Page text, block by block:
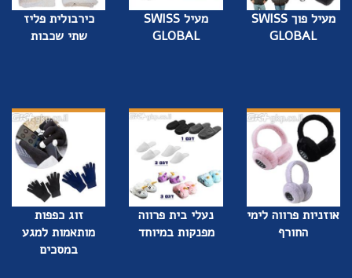
מעיל פוך SWISS
GLOBAL
מעיל SWISS
GLOBAL
כירבולית פליז
שתי שכבות
אוזניות פרווה לימי
החורף
נעלי בית פרווה
מפנקות במיוחד
זוג כפפות
מותאמות למגע
במסכים